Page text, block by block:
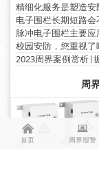
周
精细化服务是塑造
电子围栏长期短路会
脉冲电子围栏主要应
校园安防，您重视了
낀
首页
뀵
周界报警